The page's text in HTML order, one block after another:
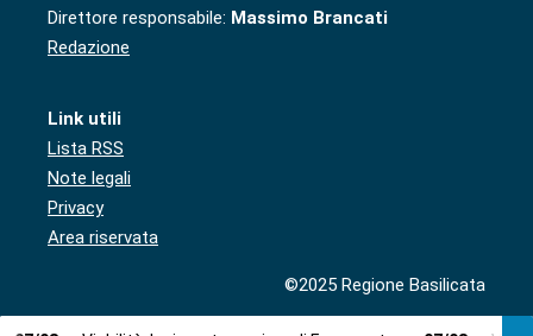
Direttore responsabile: Massimo Brancati
Redazione
Link utili
Lista RSS
Note legali
Privacy
Area riservata
©2025 Regione Basilicata